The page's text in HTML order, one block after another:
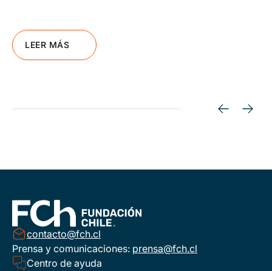
LEER MÁS
contacto@fch.cl
Prensa y comunicaciones: prensa@fch.cl
Centro de ayuda